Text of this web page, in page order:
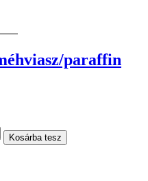
paraffin